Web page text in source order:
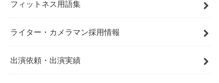
フィットネス用語集
ライター・カメラマン採用情報
出演依頼・出演実績